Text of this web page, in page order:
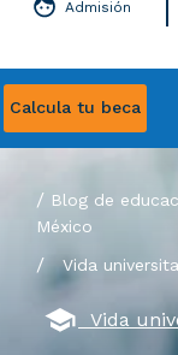
Calcula tu beca
Admisión
Blog de
México
/Vida
Vida